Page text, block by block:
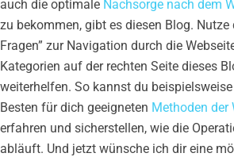
auch die optimale Nachsorge nach dem
zu bekommen, gibt es diesen Blog. Nutze
Fragen” zur Navigation durch die
Kategorien auf der rechten Seite dieses
weiterhelfen. So kannst du
Besten für dich geeigneten Methoden der
erfahren und sicherstellen, wie die
abläuft. Und jetzt wünsche ich dir eine